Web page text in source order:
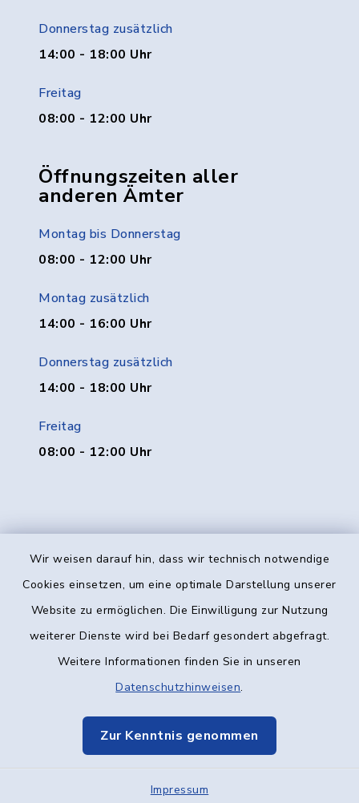
Wir weisen darauf hin, dass wir technisch notwendige
Cookies einsetzen, um eine optimale Darstellung unserer
Website zu ermöglichen. Die Einwilligung zur Nutzung
weiterer Dienste wird bei Bedarf gesondert abgefragt.
Weitere Informationen finden Sie in unseren
Datenschutzhinweisen.
Zur Kenntnis genommen
Impressum
Donnerstag zusätzlich
14:00 - 18:00 Uhr
Freitag
08:00 - 12:00 Uhr
Öffnungszeiten aller
anderen Ämter
Montag bis Donnerstag
08:00 - 12:00 Uhr
Montag zusätzlich
14:00 - 16:00 Uhr
Donnerstag zusätzlich
14:00 - 18:00 Uhr
Freitag
08:00 - 12:00 Uhr
Kontakt
Datenschutz
Elektronische Kommunikation
Sitemap